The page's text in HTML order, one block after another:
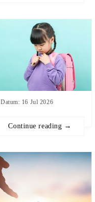
Datum: 16 Jul 2026
Continue reading →